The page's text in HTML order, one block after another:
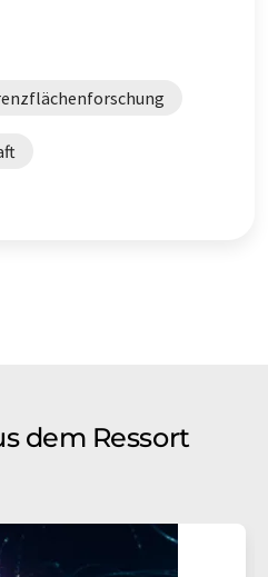
dem Ressort